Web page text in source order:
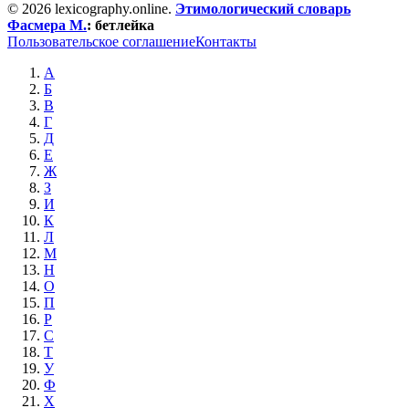
© 2026 lexicography.online. Этимологический словарь
Фасмера М.: бетлейка
Пользовательское соглашениеКонтакты
А
Б
В
Г
Д
Е
Ж
З
И
К
Л
М
Н
О
П
Р
С
Т
У
Ф
Х